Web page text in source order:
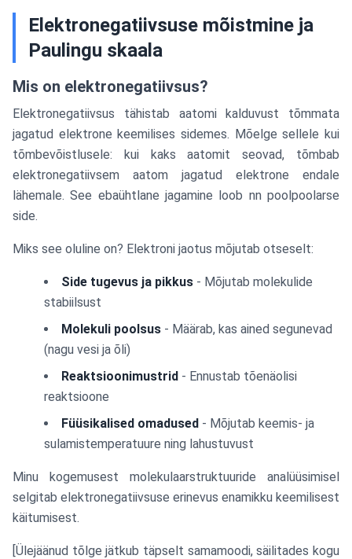
Elektronegatiivsuse mõistmine ja
Paulingu skaala
Mis on elektronegatiivsus?
Elektronegatiivsus tähistab aatomi kalduvust tõmmata
jagatud elektrone keemilises sidemes. Mõelge sellele kui
tõmbevõistlusele: kui kaks aatomit seovad, tõmbab
elektronegatiivsem aatom jagatud elektrone endale
lähemale. See ebaühtlane jagamine loob nn poolpoolarse
side.
Miks see oluline on? Elektroni jaotus mõjutab otseselt:
Side tugevus ja pikkus - Mõjutab molekulide
stabiilsust
Molekuli poolsus - Määrab, kas ained segunevad
(nagu vesi ja õli)
Reaktsioonimustrid - Ennustab tõenäolisi
reaktsioone
Füüsikalised omadused - Mõjutab keemis- ja
sulamistemperatuure ning lahustuvust
Minu kogemusest molekulaarstruktuuride analüüsimisel
selgitab elektronegatiivsuse erinevus enamikku keemilisest
käitumisest.
[Ülejäänud tõlge jätkub täpselt samamoodi, säilitades kogu